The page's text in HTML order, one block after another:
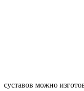
суставов можно